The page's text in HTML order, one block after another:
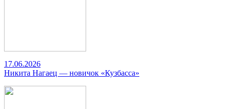
17.06.2026
Никита Нагаец — новичок «Кузбасса»